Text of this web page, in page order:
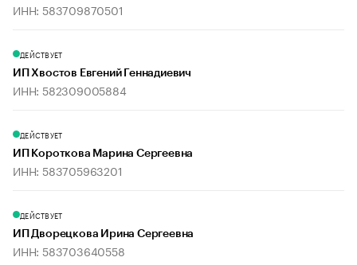
ИНН: 583709870501
ДЕЙСТВУЕТ
ИП Хвостов Евгений Геннадиевич
ИНН: 582309005884
ДЕЙСТВУЕТ
ИП Короткова Марина Сергеевна
ИНН: 583705963201
ДЕЙСТВУЕТ
ИП Дворецкова Ирина Сергеевна
ИНН: 583703640558